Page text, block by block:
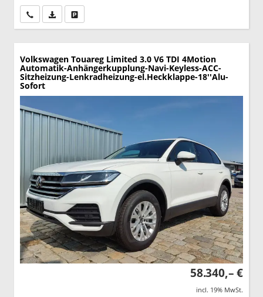
Wir rufen Sie anPDF-Datei, Fahrzeugexposé drucken
Volkswagen Touareg Limited 3.0 V6 TDI 4Motion
Automatik-Anhängerkupplung-Navi-Keyless-ACC-
Sitzheizung-Lenkradheizung-el.Heckklappe-18''Alu-
Sofort
58.340,– €
incl. 19% MwSt.